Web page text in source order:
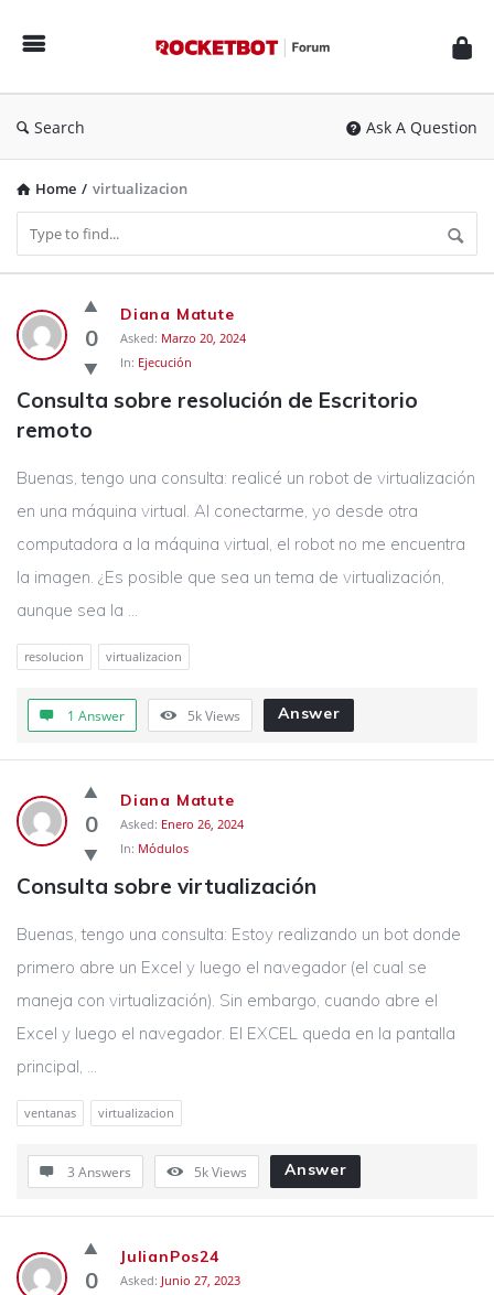
Forum
Search Ask A Question
Home / virtualizacion
Rocketbot
Forum
Latest
Questions
0
Diana Matute
Asked: Marzo 20, 2024
In: Ejecución
Consulta sobre resolución de Escritorio
remoto
Buenas, tengo una consulta: realicé un robot de virtualización
en una máquina virtual. Al conectarme, yo desde otra
computadora a la máquina virtual, el robot no me encuentra
la imagen. ¿Es posible que sea un tema de virtualización,
aunque sea la ...
resolucion virtualizacion
1 Answer 5kViews Answer
0
Diana Matute
Asked: Enero 26, 2024
In: Módulos
Consulta sobre virtualización
Buenas, tengo una consulta: Estoy realizando un bot donde
primero abre un Excel y luego el navegador (el cual se
maneja con virtualización). Sin embargo, cuando abre el
Excel y luego el navegador. El EXCEL queda en la pantalla
principal, ...
ventanas virtualizacion
3 Answers 5kViews Answer
0
JulianPos24
Asked: Junio 27, 2023